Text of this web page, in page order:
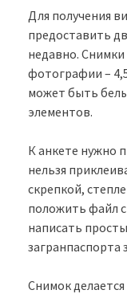
Для получения
предоставить
недавно.
фотографии –
может быть
элементов.
К анкете нужно
нельзя
скрепкой,
положить файл
написать
загранпаспорта
Снимок